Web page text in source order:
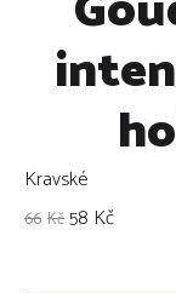
Kravské
Kč
66 Kč
58